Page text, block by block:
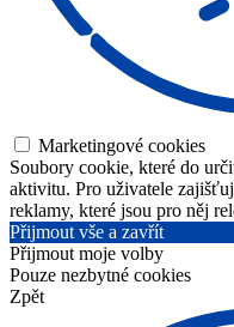
Marketingové cookies
Soubory cookie, které do
aktivitu. Pro uživatele
reklamy, které jsou pro něj
Přijmout vše a zavřít
Přijmout moje volby
Pouze nezbytné cookies
Zpět